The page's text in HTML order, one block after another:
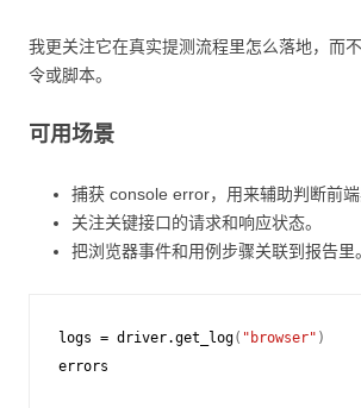
我更关注它在真实提测流程里怎么落地，而
令或脚本。
可用场景
捕获 console error，用来辅助判断前端
关注关键接口的请求和响应状态。
把浏览器事件和用例步骤关联到报告里。
logs = driver.get_log( "browser" )
errors